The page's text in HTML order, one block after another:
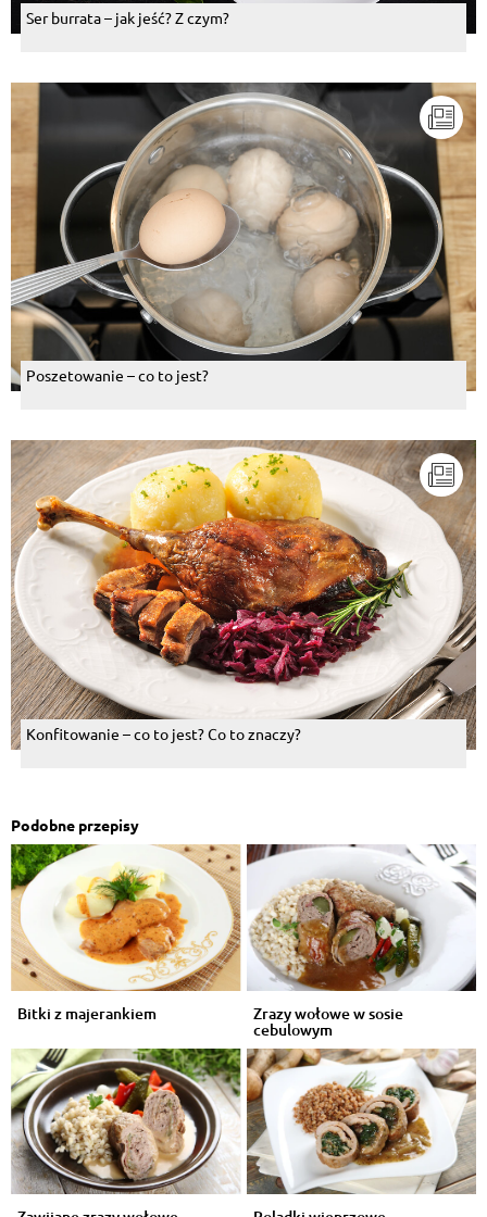
Ser burrata – jak jeść? Z czym?
Poszetowanie – co to jest?
Konfitowanie – co to jest? Co to znaczy?
Podobne przepisy
Bitki z majerankiem Zrazy wołowe w sosie
cebulowym